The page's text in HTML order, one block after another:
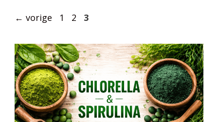
← vorige Pagina
1 Pagina
2 Pagina
3